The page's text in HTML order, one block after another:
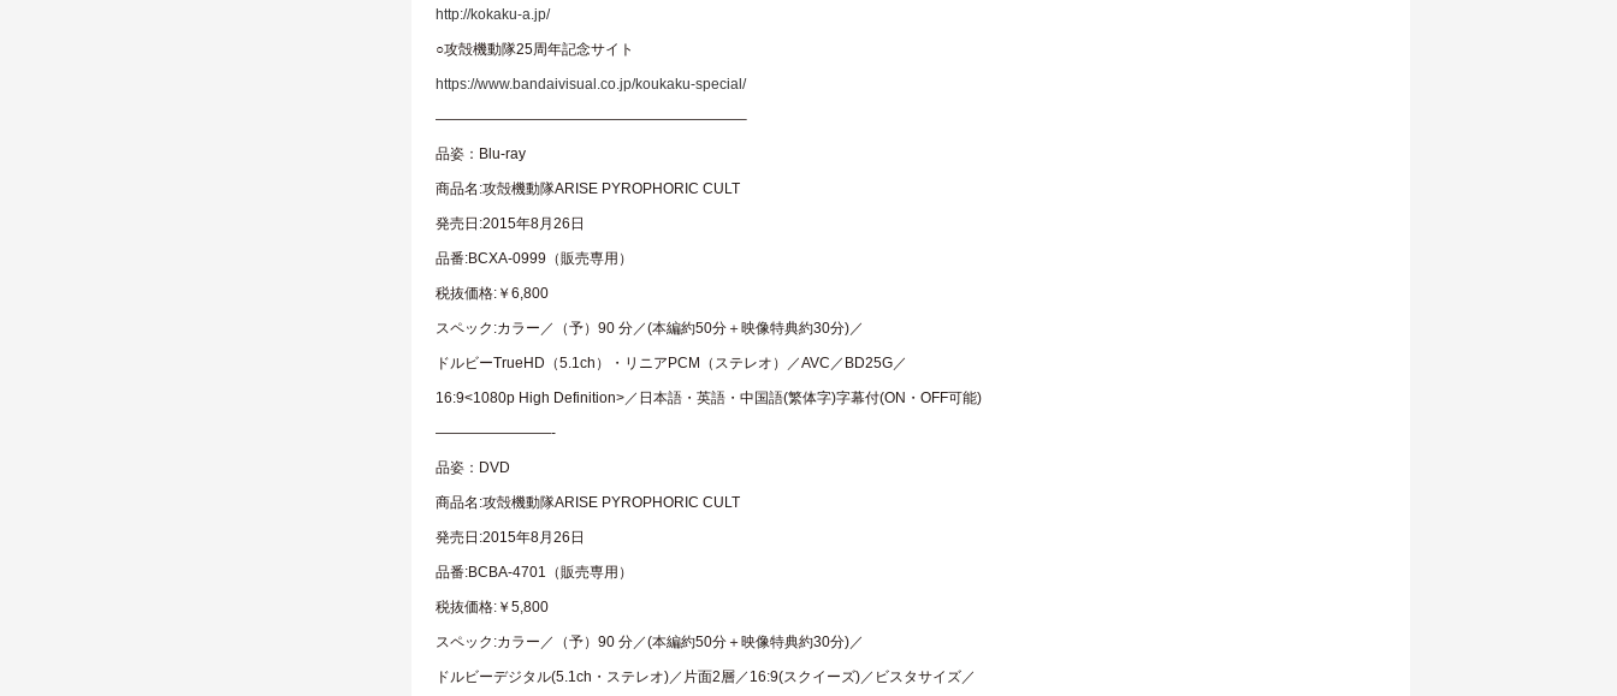
http://kokaku-a.jp/
○攻殻機動隊25周年記念サイト
https://www.bandaivisual.co.jp/koukaku-special/
—————————————————————–
品姿：Blu-ray
商品名:攻殻機動隊ARISE PYROPHORIC CULT
発売日:2015年8月26日
品番:BCXA-0999（販売専用）
税抜価格:￥6,800
スペック:カラー／（予）90 分／(本編約50分＋映像特典約30分)／
ドルビーTrueHD（5.1ch）・リニアPCM（ステレオ）／AVC／BD25G／
16:9<1080p High Definition>／日本語・英語・中国語(繁体字)字幕付(ON・OFF可能)
————————-
品姿：DVD
商品名:攻殻機動隊ARISE PYROPHORIC CULT
発売日:2015年8月26日
品番:BCBA-4701（販売専用）
税抜価格:￥5,800
スペック:カラー／（予）90 分／(本編約50分＋映像特典約30分)／
ドルビーデジタル(5.1ch・ステレオ)／片面2層／16:9(スクイーズ)／ビスタサイズ／